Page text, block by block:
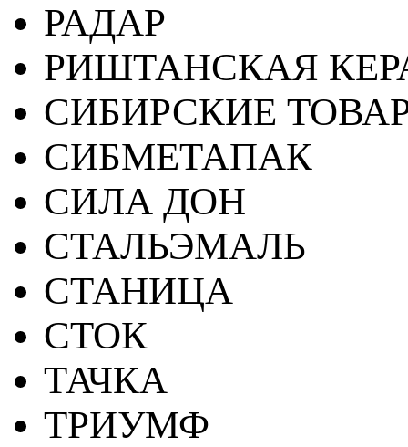
РАДАР
РИШТАНСКАЯ
СИБИРСКИЕ
СИБМЕТАПАК
СИЛА ДОН
СТАЛЬЭМАЛЬ
СТАНИЦА
СТОК
ТАЧКА
ТРИУМФ